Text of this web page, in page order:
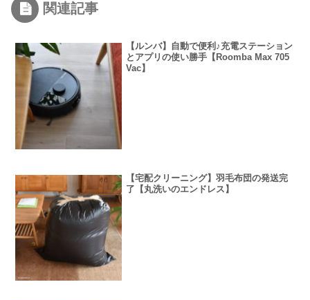
関連記事
【ルンバ】自動で便利♪充電ステーション
とアプリの使い勝手【Roomba Max 705
Vac】
【宅配クリーニング】羽毛布団の発送完
了【丸洗いのエンドレス】